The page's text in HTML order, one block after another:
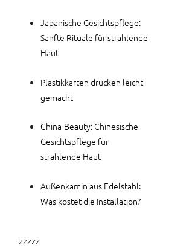
Japanische Gesichtspflege:
Sanfte Rituale für strahlende
Haut
Plastikkarten drucken leicht
gemacht
China-Beauty: Chinesische
Gesichtspflege für
strahlende Haut
Außenkamin aus Edelstahl:
Was kostet die Installation?
zzzzz